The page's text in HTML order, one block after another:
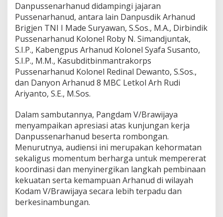
d
a
r
a
T
e
r
i
n
t
e
r
a
s
i
Danpussenarhanud didampingi jajaran
Pussenarhanud, antara lain Danpusdik Arhanud
Brigjen TNI I Made Suryawan, S.Sos., M.A., Dirbindik
Pussenarhanud Kolonel Roby N. Simandjuntak,
S.I.P., Kabengpus Arhanud Kolonel Syafa Susanto,
S.I.P., M.M., Kasubditbinmantrakorps
Pussenarhanud Kolonel Redinal Dewanto, S.Sos.,
dan Danyon Arhanud 8 MBC Letkol Arh Rudi
Ariyanto, S.E., M.Sos.
Dalam sambutannya, Pangdam V/Brawijaya
menyampaikan apresiasi atas kunjungan kerja
Danpussenarhanud beserta rombongan.
Menurutnya, audiensi ini merupakan kehormatan
sekaligus momentum berharga untuk mempererat
koordinasi dan menyinergikan langkah pembinaan
kekuatan serta kemampuan Arhanud di wilayah
Kodam V/Brawijaya secara lebih terpadu dan
berkesinambungan.